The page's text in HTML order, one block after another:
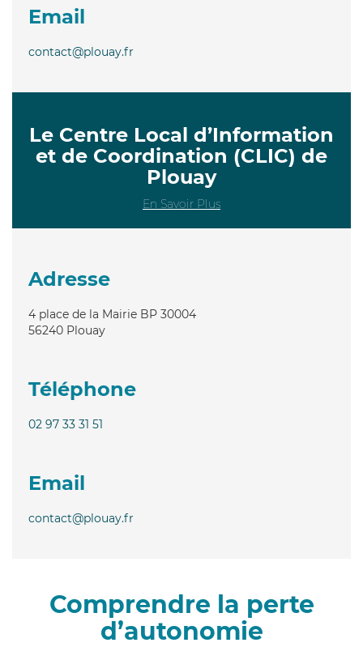
Email
contact@plouay.fr
Le Centre Local d’Information
et de Coordination (CLIC) de
Plouay
En Savoir Plus
Adresse
4 place de la Mairie BP 30004
56240 Plouay
Téléphone
02 97 33 31 51
Email
contact@plouay.fr
Comprendre la perte
d’autonomie